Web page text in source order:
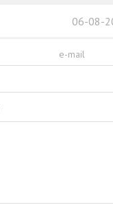
06-08-
e-mail